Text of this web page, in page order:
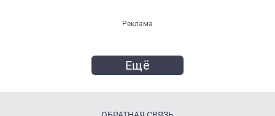
Реклама
Ещё